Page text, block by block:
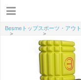
Besmeトップ
>
スポーツ・アウ
>